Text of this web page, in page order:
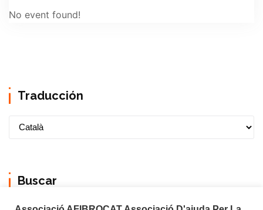
No event found!
Traducción
Buscar